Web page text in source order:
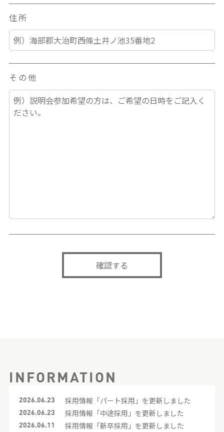
住所
その他
INFORMATION
2026.06.23 採用情報「パート採用」を更新しました
2026.06.23 採用情報「中途採用」を更新しました
2026.06.11 採用情報「新卒採用」を更新しました